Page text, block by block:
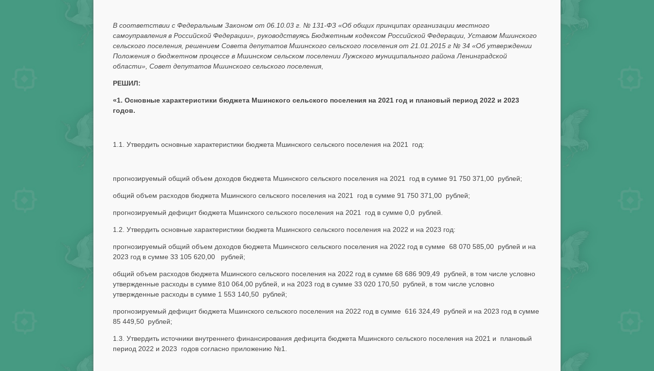
В соответствии с Федеральным Законом от 06.10.03 г. № 131-ФЗ «Об общих принципах организации местного
самоуправления в Российской Федерации», руководствуясь Бюджетным кодексом Российской Федерации, Уставом Мшинского
сельского поселения, решением Совета депутатов Мшинского сельского поселения от 21.01.2015 г № 34 «Об утверждении
Положения о бюджетном процессе в Мшинском сельском поселении Лужского муниципального района Ленинградской
области», Совет депутатов Мшинского сельского поселения
РЕШИЛ:
«1. Основные характеристики бюджета Мшинского сельского поселения на 2021 год и плановый период 2022 и 2023
годов.
1.1. Утвердить основные характеристики бюджета Мшинского сельского поселения на 2021 год:
прогнозируемый общий объем доходов бюджета Мшинского сельского поселения на 2021 год в сумме 91 750 371,00 рублей;
общий объем расходов бюджета Мшинского сельского поселения на 2021 год в сумме 91 750 371,00 рублей;
прогнозируемый дефицит бюджета Мшинского сельского поселения на 2021 год в сумме 0,0 рублей.
1.2. Утвердить основные характеристики бюджета Мшинского сельского поселения на 2022 и на 2023 год:
прогнозируемый общий объем доходов бюджета Мшинского сельского поселения на 2022 год в сумме 68 070 585,00 рублей и на
2023 год в сумме 33 105 620,00 рублей;
общий объем расходов бюджета Мшинского сельского поселения на 2022 год в сумме 68 686 909,49 рублей, в том числе условно
утвержденные расходы в сумме 810 064,00 рублей, и на 2023 год в сумме 33 020 170,50 рублей, в том числе условно
утвержденные расходы в сумме 1 553 140,50 рублей;
прогнозируемый дефицит бюджета Мшинского сельского поселения на 2022 год в сумме 616 324,49 рублей и на 2023 год в сумме
85 449,50 рублей;
1.3. Утвердить источники внутреннего финансирования дефицита бюджета Мшинского сельского поселения на 2021 и плановый
период 2022 и 2023 годов согласно приложению №1.